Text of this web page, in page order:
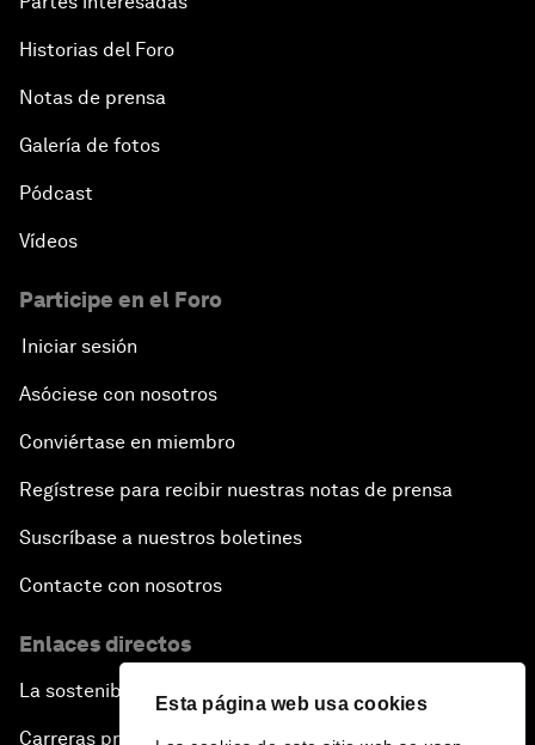
Esta página web usa cookies
Historias del Foro
Notas de prensa
Galería de fotos
Pódcast
Vídeos
Participe en el Foro
Iniciar sesión
Asóciese con nosotros
Conviértase en miembro
Regístrese para recibir nuestras notas de prensa
Suscríbase a nuestros boletines
Contacte con nosotros
Enlaces directos
La sostenibilidad en el Foro
Carreras profesionales